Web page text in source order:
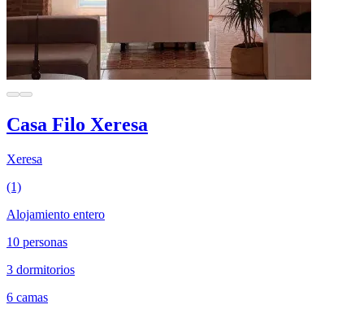
Casa Filo Xeresa
Xeresa
(1)
Alojamiento entero
10 personas
3 dormitorios
6 camas